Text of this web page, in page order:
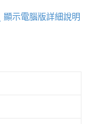
顯示電腦版詳細說明